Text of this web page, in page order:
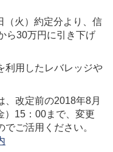
（火）約定分より、信
ら30万円に引き下げ
利用したレバレッジや
、改定前の2018年8月
）15：00まで、変更
ご活用ください。